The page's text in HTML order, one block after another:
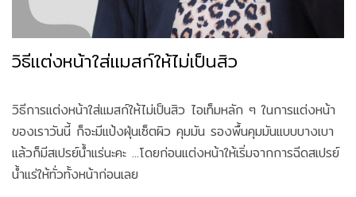
วิธีแต่งหน้าใส่แมสก์ให้ไม่เป็นสิว
วิธีการแต่งหน้าใส่แมสก์ให้ไม่เป็นสิว ไอเท็มหลัก ๆ ในการแต่งหน้า
ของเราวันนี้ ก็จะมีแป้งฝุ่นเซ็ตผิว คุมมัน รองพื้นคุมมันแบบบางเบา
แล้วก็มีสเปรย์น้ำแร่นะคะ ...โดยก่อนแต่งหน้าให้เริ่มจากการฉีดสเปรย์
น้ำแร่ให้ทั่วทั้งหน้าก่อนเลย